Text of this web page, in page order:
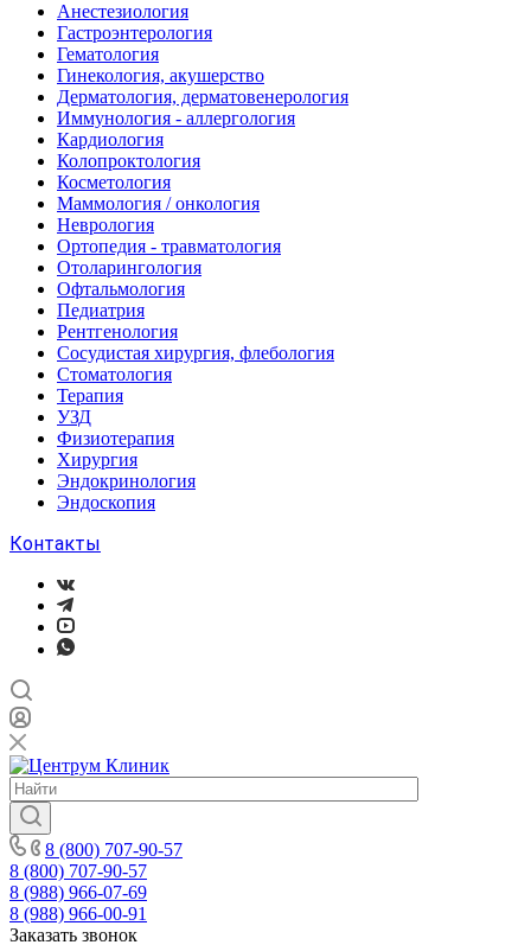
Анестезиология
Гастроэнтерология
Гематология
Гинекология, акушерство
Дерматология, дерматовенерология
Иммунология - аллергология
Кардиология
Колопроктология
Косметология
Маммология / онкология
Неврология
Ортопедия - травматология
Отоларингология
Офтальмология
Педиатрия
Рентгенология
Сосудистая хирургия, флебология
Стоматология
Терапия
УЗД
Физиотерапия
Хирургия
Эндокринология
Эндоскопия
Контакты
8 (800) 707-90-57
8 (800) 707-90-57
8 (988) 966-07-69
8 (988) 966-00-91
Заказать звонок